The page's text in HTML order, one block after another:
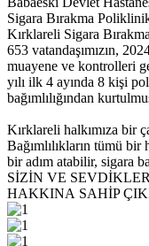
Sigara Bırakma
Kırklareli Sigara
653 vatandaşımızın,
muayene ve kontrolleri
yılı ilk 4 ayında 8 kişi
bağımlılığından
Kırklareli halkımıza bir
Bağımlılıkların tümü
bir adım atabilir, sigara
SİZİN VE
HAKKINA SAHİP